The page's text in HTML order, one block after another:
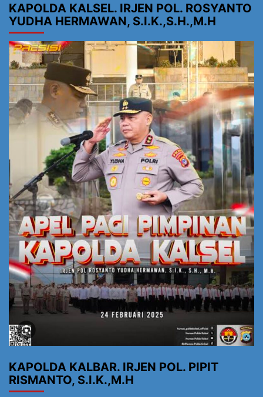
KAPOLDA KALSEL. IRJEN POL. ROSYANTO
YUDHA HERMAWAN, S.I.K.,S.H.,M.H
KAPOLDA KALBAR. IRJEN POL. PIPIT
RISMANTO, S.I.K.,M.H